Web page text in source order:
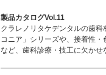
製品カタログVol.11
クラレノリタケデンタルの歯
コニア」シリーズや、接着性・
など、歯科診療・技工に欠かせ